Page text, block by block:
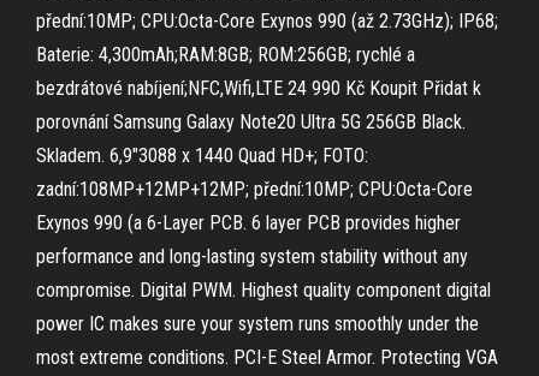
přední:10MP; CPU:Octa-Core Exynos 990 (až 2.73GHz); IP68;
Baterie: 4,300mAh;RAM:8GB; ROM:256GB; rychlé a
bezdrátové nabíjení;NFC,Wifi,LTE 24 990 Kč Koupit Přidat k
porovnání Samsung Galaxy Note20 Ultra 5G 256GB Black.
Skladem. 6,9"3088 x 1440 Quad HD+; FOTO:
zadní:108MP+12MP+12MP; přední:10MP; CPU:Octa-Core
Exynos 990 (a 6-Layer PCB. 6 layer PCB provides higher
performance and long-lasting system stability without any
compromise. Digital PWM. Highest quality component digital
power IC makes sure your system runs smoothly under the
most extreme conditions. PCI-E Steel Armor. Protecting VGA